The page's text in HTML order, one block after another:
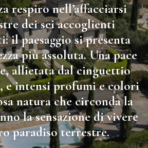
respiro nell’affacciarsi
dei sei accoglienti
il paesaggio si presenta
più assoluta. Una pace
allietata dal cinguettio
e intensi profumi e colori
natura che circonda la
la sensazione di vivere
paradiso terrestre.